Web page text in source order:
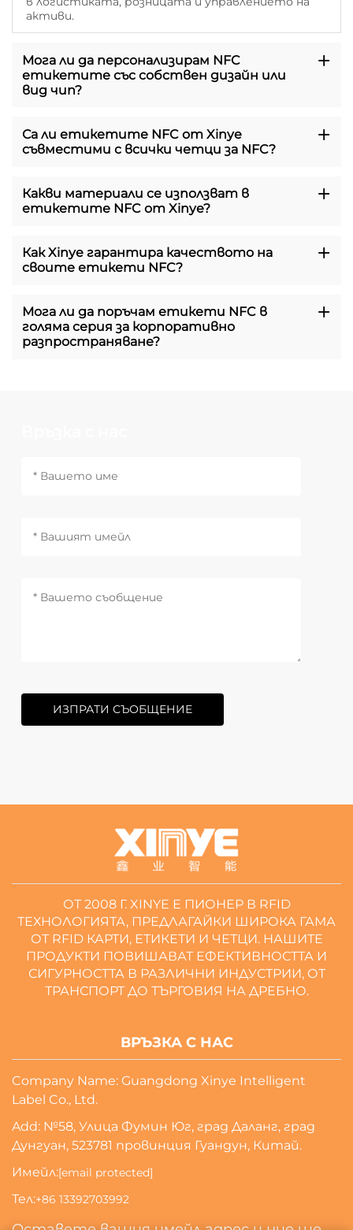
активи.
Мога ли да персонализирам NFC
етикетите със собствен дизайн или
вид чип?
Са ли етикетите NFC от Xinye
съвместими с всички четци за NFC?
Какви материали се използват в
етикетите NFC от Xinye?
Как Xinye гарантира качеството на
своите етикети NFC?
Мога ли да поръчам етикети NFC в
голяма серия за корпоративно
разпространяване?
ИЗПРАТИ СЪОБЩЕНИЕ
ОТ 2008 Г. XINYE Е ПИОНЕР В RFID
ТЕХНОЛОГИЯТА, ПРЕДЛАГАЙКИ ШИРОКА ГАМА
ОТ RFID КАРТИ, ЕТИКЕТИ И ЧЕТЦИ. НАШИТЕ
ПРОДУКТИ ПОВИШАВАТ ЕФЕКТИВНОСТТА И
СИГУРНОСТТА В РАЗЛИЧНИ ИНДУСТРИИ, ОТ
ТРАНСПОРТ ДО ТЪРГОВИЯ НА ДРЕБНО.
ВРЪЗКА С НАС
Company Name: Guangdong Xinye Intelligent
Label Co., Ltd.
Add: №58, Улица Фумин Юг, град Даланг, град
Дунгуан, 523781 провинция Гуандун, Китай.
Имейл:[email protected]
Тел:+86 13392703992